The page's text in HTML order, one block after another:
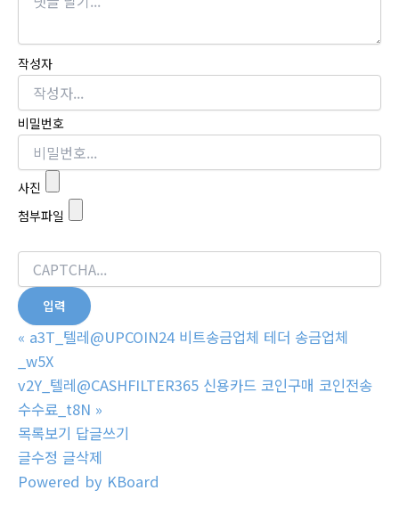
작성자
비밀번호
사진
첨부파일
« a3T_텔레@UPCOIN24 비트송금업체 테더 송금업체
_w5X
v2Y_텔레@CASHFILTER365 신용카드 코인구매 코인전송
수수료_t8N »
목록보기 답글쓰기
글수정 글삭제
Powered by KBoard